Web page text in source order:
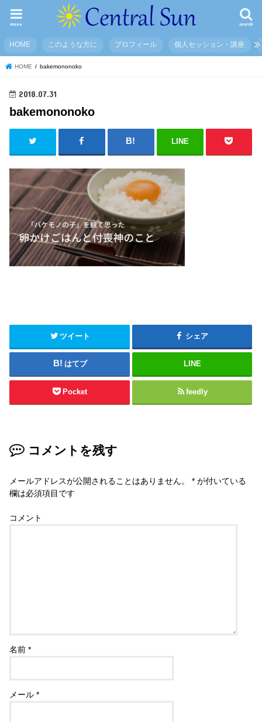
search
menu
HOME このような方に プロフィール 個人セッション・講座
HOME bakemononoko
2018.07.31
bakemononoko
LINE
ツイート シェア
はてブ LINE
Pocket feedly
コメントを残す
メールアドレスが公開されることはありません。 * が付いている
欄は必須項目です
コメント
名前*
メール*